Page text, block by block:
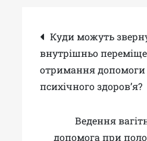
записів
Куди можуть
внутрішньо
отримання
психічного здоров’я?
Ведення
допомога при